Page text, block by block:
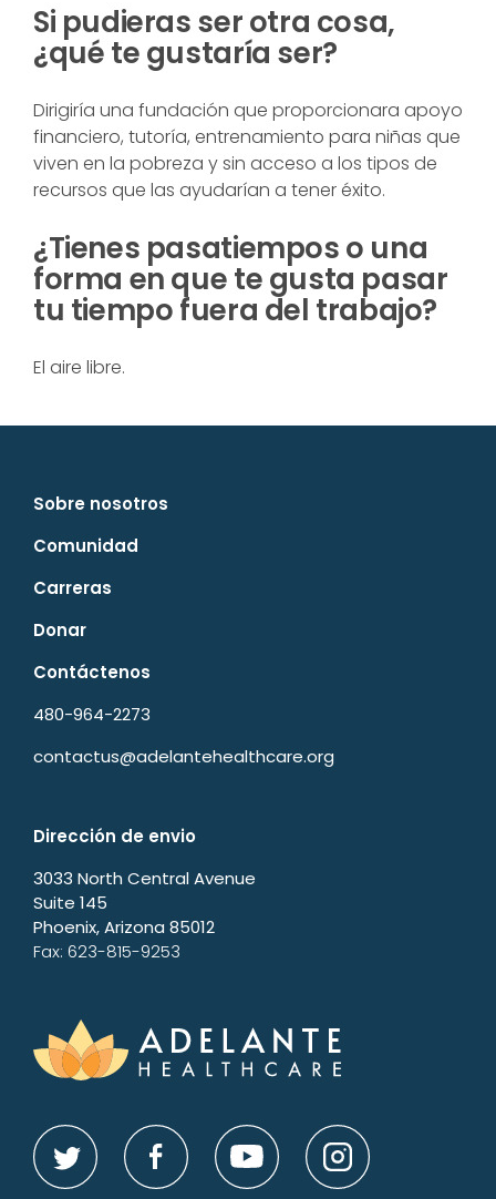
Si pudieras ser otra cosa,
¿qué te gustaría ser?
Dirigiría una fundación que proporcionara apoyo
financiero, tutoría, entrenamiento para niñas que
viven en la pobreza y sin acceso a los tipos de
recursos que las ayudarían a tener éxito.
¿Tienes pasatiempos o una
forma en que te gusta pasar
tu tiempo fuera del trabajo?
El aire libre.
Sobre nosotros
Comunidad
Carreras
Donar
Contáctenos
480-964-2273
contactus@adelantehealthcare.org
Dirección de envio
3033 North Central Avenue
Suite 145
Phoenix, Arizona 85012
Fax: 623-815-9253